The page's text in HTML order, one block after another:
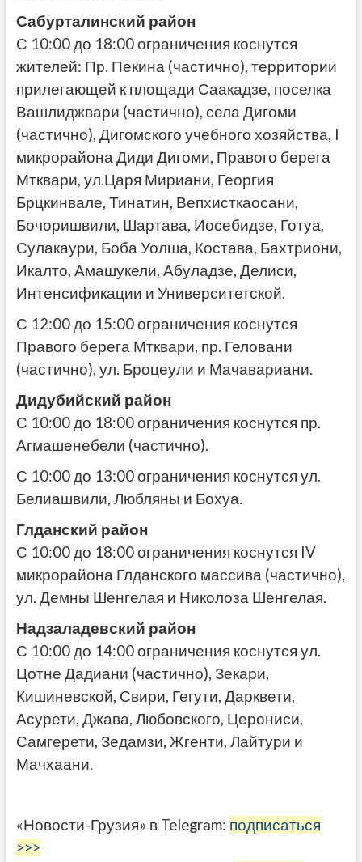
Сабурталинский район
С 10:00 до 18:00 ограничения коснутся
жителей: Пр. Пекина (частично), территории
прилегающей к площади Саакадзе, поселка
Вашлиджвари (частично), села Дигоми
(частично), Дигомского учебного хозяйства, I
микрорайона Диди Дигоми, Правого берега
Мтквари, ул.Царя Мириани, Георгия
Брцкинвале, Тинатин, Вепхисткаосани,
Бочоришвили, Шартава, Иосебидзе, Готуа,
Сулакаури, Боба Уолша, Костава, Бахтриони,
Икалто, Амашукели, Абуладзе, Делиси,
Интенсификации и Университетской.
С 12:00 до 15:00 ограничения коснутся
Правого берега Мтквари, пр. Геловани
(частично), ул. Броцеули и Мачавариани.
Дидубийский район
С 10:00 до 18:00 ограничения коснутся пр.
Агмашенебели (частично).
С 10:00 до 13:00 ограничения коснутся ул.
Белиашвили, Любляны и Бохуа.
Глданский район
С 10:00 до 18:00 ограничения коснутся IV
микрорайона Глданского массива (частично),
ул. Демны Шенгелая и Николоза Шенгелая.
Надзаладевский район
С 10:00 до 14:00 ограничения коснутся ул.
Цотне Дадиани (частично), Зекари,
Кишиневской, Свири, Гегути, Дарквети,
Асурети, Джава, Любовского, Церониси,
Самгерети, Зедамзи, Жгенти, Лайтури и
Мачхаани.
«Новости-Грузия» в Telegram: подписаться
>>>